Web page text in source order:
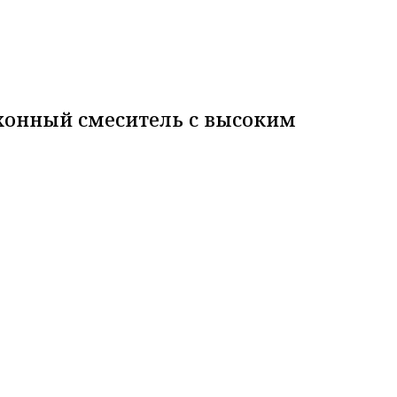
смеситель с высоким